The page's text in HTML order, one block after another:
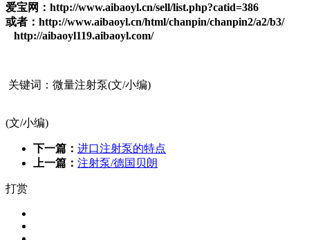
爱宝网：http://www.aibaoyl.cn/sell/list.php?catid=386
或者：http://www.aibaoyl.cn/html/chanpin/chanpin2/a2/b3/
http://aibaoyl119.aibaoyl.com/
关键词：微量注射泵(文/小编)
(文/小编)
下一篇： 进口注射泵的特点
上一篇： 注射泵/德国贝朗
打赏